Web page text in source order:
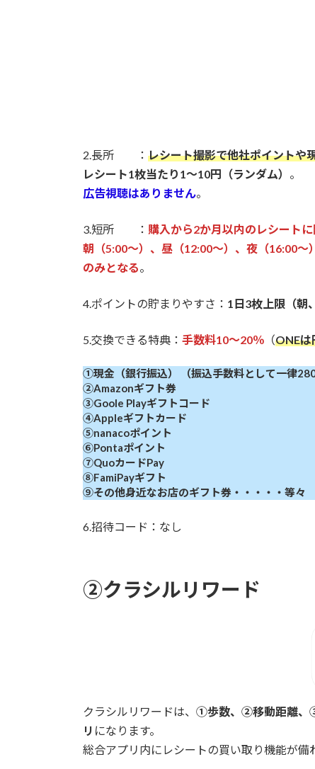
2.長所 ： レシート撮影で他社ポイントや
レシート1枚当たり1～10円（ランダム） 。
広告視聴はありません。
3.短所 ： 購入から2か月以内のレシートに
朝（5:00～）、昼（12:00～）、夜（16:00
のみとなる。
4.ポイントの貯まりやすさ： 1日3枚上限（朝
5.交換できる特典： 手数料10～20％ （ONEは
①現金（銀行振込） （振込手数料として一律280
②Amazonギフト券
③Goole Playギフトコード
④Appleギフトカード
⑤nanacoポイント
⑥Pontaポイント
⑦QuoカードPay
⑧FamiPayギフト
⑨その他身近なお店のギフト券・・・・・等々
6.招待コード：なし
②クラシルリワード
クラシルリワードは、 ①歩数、②移動距離、
リ になります。
総合アプリ内にレシートの買い取り機能が備